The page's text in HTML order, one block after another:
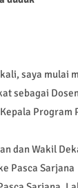
saya mulai
sebagai
Program
dan Wakil
Pasca Sarjana